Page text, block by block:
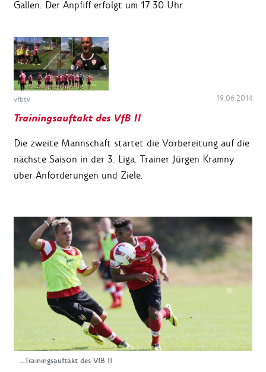
Gallen. Der Anpfiff erfolgt um 17.30 Uhr.
vfbtv 19.06.2014
Trainingsauftakt des VfB II
Die zweite Mannschaft startet die Vorbereitung auf die
nächste Saison in der 3. Liga. Trainer Jürgen Kramny
über Anforderungen und Ziele.
...Trainingsauftakt des VfB II